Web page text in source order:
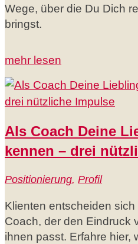
Wege, über die Du Dich
bringst.
mehr lesen
Als Coach Deine
kennen – drei
Positionierung, Profil
Klienten entscheiden
Coach, der den Eindruck
ihnen passt. Erfahre hier,